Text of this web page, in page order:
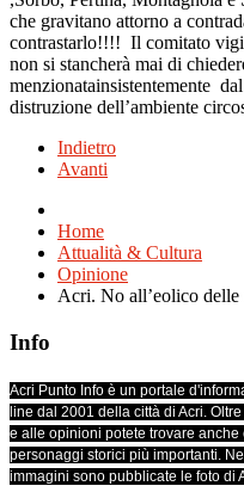
che gravitano attorno a
contrastarlo!!!! Il comitato
non si stancherà mai di
menzionatainsistentemente dal
distruzione dell’ambiente
Indietro
Avanti
Home
Attualità & Cultura
Opinione
Acri. No all’eolico
Info
Acri Punto Info è un portale
line dal 2001 della città di Acri.
e alle opinioni potete trovare anche
personaggi storici più importanti.
immagini sono pubblicate le foto di